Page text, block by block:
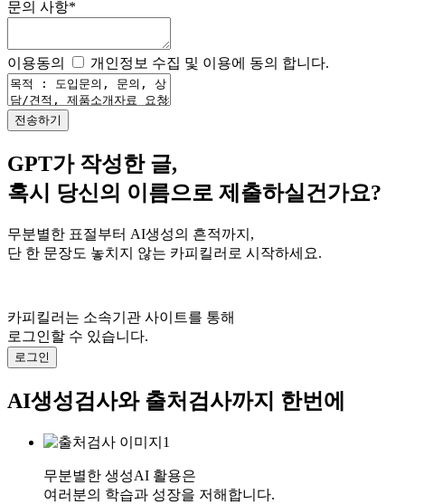
문의 사항*
이용동의 개인정보 수집 및 이용에 동의 합니다.
GPT가 작성한 글,
혹시 당신의 이름으로 제출하실건가요?
무분별한 표절부터 AI생성의 흔적까지,
단 한 문장도 놓치지 않는 카피킬러로 시작하세요.
카피킬러는 소속기관 사이트를 통해
로그인할 수 있습니다.
로그인
AI생성검사와 출처검사까지 한번에
무분별한 생성AI 활용은
여러분의 학습과 성장을 저해합니다.